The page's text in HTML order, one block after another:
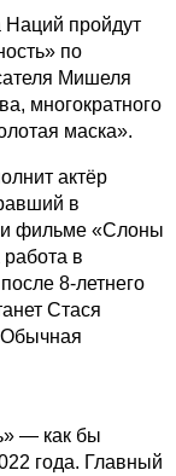
Наций пройдут
по
Мишеля
многократного
маска».
актёр
в
фильме «Слоны
в
8-летнего
Стася
— как бы
года. Главный